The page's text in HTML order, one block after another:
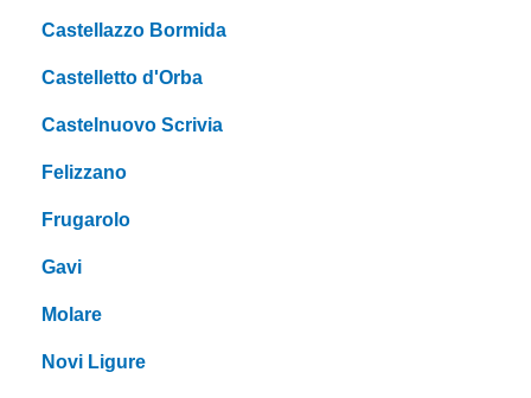
Castellazzo Bormida
Castelletto d'Orba
Castelnuovo Scrivia
Felizzano
Frugarolo
Gavi
Molare
Novi Ligure